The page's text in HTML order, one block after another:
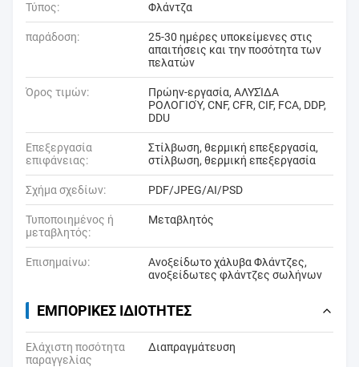
Τύπος: Φλάντζα
παράδοση:
25-30 ημέρες υποκείμενες στις
απαιτήσεις και την ποσότητα των
πελατών
Όρος τιμών:
Πρώην-εργασία, ΑΛΥΣΊΔΑ
ΡΟΛΟΓΙΟΎ, CNF, CFR, CIF, FCA, DDP,
DDU
Επεξεργασία
επιφάνειας:
Στίλβωση, θερμική επεξεργασία,
στίλβωση, θερμική επεξεργασία
Σχήμα σχεδίων: PDF/JPEG/AI/PSD
Τυποποιημένος ή
μεταβλητός:
Μεταβλητός
Επισημαίνω: Ανοξείδωτο χάλυβα Φλάντζες,
ανοξείδωτες φλάντζες σωλήνων
ΕΜΠΟΡΙΚΈΣ ΙΔΙΌΤΗΤΕΣ
Ελάχιστη ποσότητα
παραγγελίας
Διαπραγμάτευση